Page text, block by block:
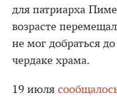
для патриарха
возрасте
не мог добраться
чердаке храма.
19 июля